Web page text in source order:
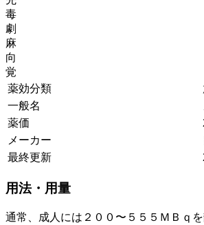
毒
劇
麻
向
覚
薬効分類
一般名
薬価
メーカー
最終更新
用法・用量
通常、成人には２００〜５５５ＭＢｑ